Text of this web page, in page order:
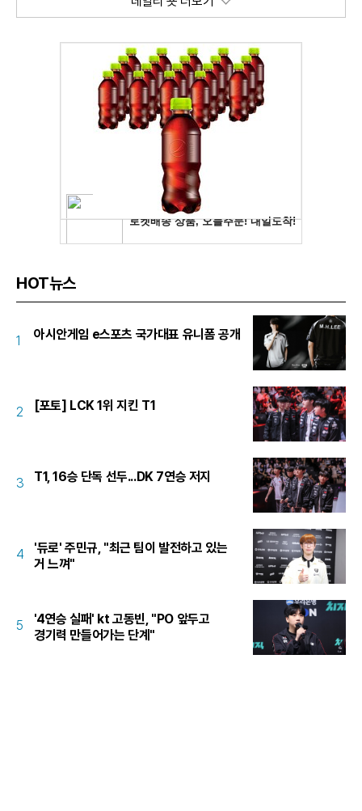
HOT뉴스
1 아시안게임 e스포츠 국가대표 유니폼 공개
2 [포토] LCK 1위 지킨 T1
3 T1, 16승 단독 선두...DK 7연승 저지
4
'듀로' 주민규, "최근 팀이 발전하고 있는
거 느껴"
5
'4연승 실패' kt 고동빈, "PO 앞두고
경기력 만들어가는 단계"